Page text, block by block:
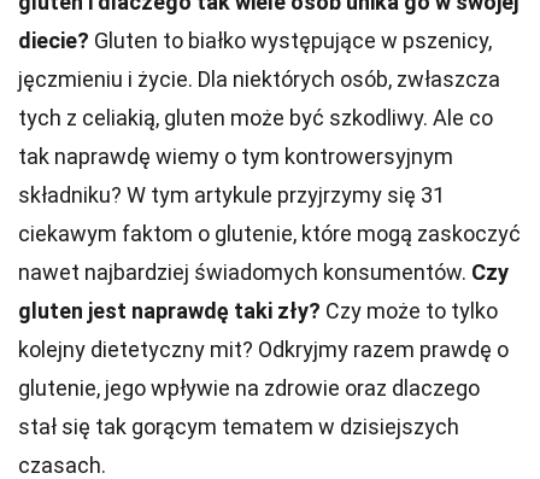
diecie? Gluten to białko występujące w pszenicy,
jęczmieniu i życie. Dla niektórych osób, zwłaszcza
tych z celiakią, gluten może być szkodliwy. Ale co
tak naprawdę wiemy o tym kontrowersyjnym
składniku? W tym artykule przyjrzymy się 31
ciekawym faktom o glutenie, które mogą zaskoczyć
nawet najbardziej świadomych konsumentów. Czy
gluten jest naprawdę taki zły? Czy może to tylko
kolejny dietetyczny mit? Odkryjmy razem prawdę o
glutenie, jego wpływie na zdrowie oraz dlaczego
stał się tak gorącym tematem w dzisiejszych
czasach.